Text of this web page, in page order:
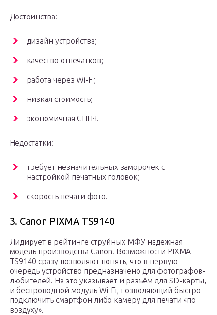
Достоинства:
дизайн устройства;
качество отпечатков;
работа через Wi-Fi;
низкая стоимость;
экономичная СНПЧ.
Недостатки:
требует незначительных заморочек с
настройкой печатных головок;
скорость печати фото.
3. Canon PIXMA TS9140
Лидирует в рейтинге струйных МФУ надежная
модель производства Canon. Возможности PIXMA
TS9140 сразу позволяют понять, что в первую
очередь устройство предназначено для фотографов-
любителей. На это указывает и разъём для SD-карты,
и беспроводной модуль Wi-Fi, позволяющий быстро
подключить смартфон либо камеру для печати «по
воздуху».